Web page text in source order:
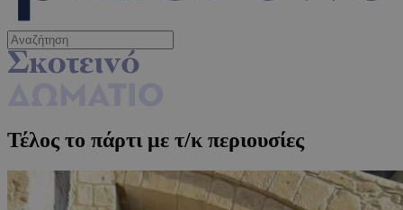
Τέλος το πάρτι με τ/κ περιουσίες